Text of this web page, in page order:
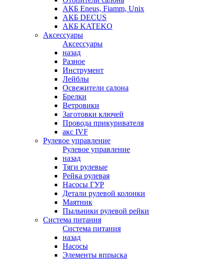
АКБ Eneus, Fiamm, Unix
АКБ DECUS
АКБ KATEKO
Аксессуары
Аксессуары
назад
Разное
Инструмент
Лейблы
Освежители салона
Брелки
Ветровики
Заготовки ключей
Провода прикуривателя
акс IVF
Рулевое управление
Рулевое управление
назад
Тяги рулевые
Рейка рулевая
Насосы ГУР
Детали рулевой колонки
Маятник
Пыльники рулевой рейки
Система питания
Система питания
назад
Насосы
Элементы впрыска